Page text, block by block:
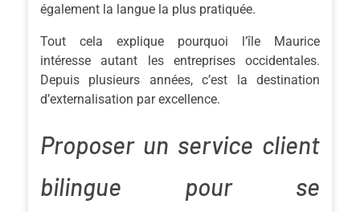
également la langue la plus pratiquée.
Tout cela explique pourquoi l’île Maurice
intéresse autant les entreprises occidentales.
Depuis plusieurs années, c’est la destination
d’externalisation par excellence.
Proposer un service client
bilingue pour se